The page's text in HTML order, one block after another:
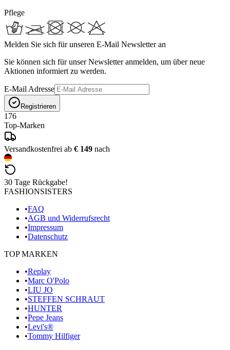
Pflege
Melden Sie sich für unseren E-Mail Newsletter an
Sie können sich für unser Newsletter anmelden, um über neue
Aktionen informiert zu werden.
E-Mail Adresse
Registrieren
176
Top-Marken
Versandkostenfrei ab € 149 nach
30 Tage Rückgabe!
FASHIONSISTERS
•FAQ
•AGB und Widerrufsrecht
•Impressum
•Datenschutz
TOP MARKEN
•Replay
•Marc O'Polo
•LIU JO
•STEFFEN SCHRAUT
•HUNTER
•Pepe Jeans
•Levi's®
•Tommy Hilfiger